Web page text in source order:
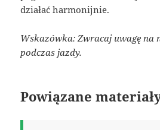
działać harmonijnie.
Wskazówka: Zwracaj uwagę na
podczas jazdy.
Powiązane